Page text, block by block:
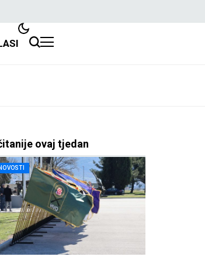
ovaj tjedan
NOVOSTI